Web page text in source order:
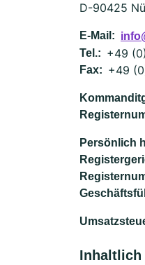
D-90425
E-Mail:
Tel.: +49
Fax: +49
Persönlich
Inhaltlich